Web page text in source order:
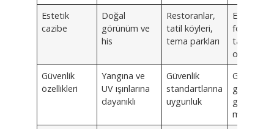
Estetik
cazibe
Doğal
görünüm ve
his
Restoranlar,
tatil köyleri,
tema parkları
Estetik ve
tasarım
odağı
Güvenlik
özellikleri
Yangına ve
UV ışınlarına
dayanıklı
Güvenlik
standartlarına
uygunluk
Gelişmiş
güvenlik
gelişmiş